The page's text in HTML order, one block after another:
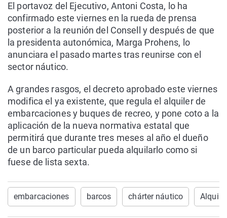
El portavoz del Ejecutivo, Antoni Costa, lo ha
confirmado este viernes en la rueda de prensa
posterior a la reunión del Consell y después de que
la presidenta autonómica, Marga Prohens, lo
anunciara el pasado martes tras reunirse con el
sector náutico.
A grandes rasgos, el decreto aprobado este viernes
modifica el ya existente, que regula el alquiler de
embarcaciones y buques de recreo, y pone coto a la
aplicación de la nueva normativa estatal que
permitirá que durante tres meses al año el dueño
de un barco particular pueda alquilarlo como si
fuese de lista sexta.
embarcaciones barcos chárter náutico